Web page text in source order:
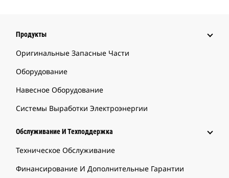
Продукты
Оригинальные Запасные Части
Оборудование
Навесное Оборудование
Системы Выработки Электроэнергии
Обслуживание И Техподдержка
Техническое Обслуживание
Финансирование И Дополнительные Гарантии